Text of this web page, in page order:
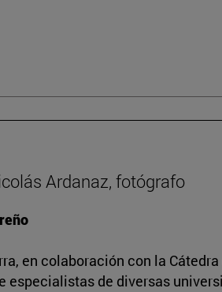
Ardanaz, fotógrafo
en colaboración con la
especialistas de diversas